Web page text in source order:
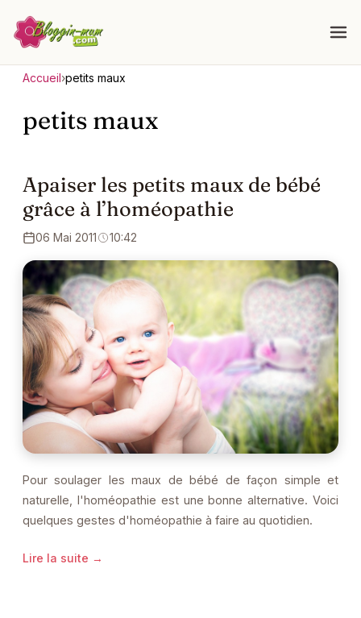
Accueil›petits maux
petits maux
Apaiser les petits maux de bébé
grâce à l’homéopathie
06 Mai 2011 10:42
Pour soulager les maux de bébé de façon simple et
naturelle, l'homéopathie est une bonne alternative. Voici
quelques gestes d'homéopathie à faire au quotidien.
Lire la suite →